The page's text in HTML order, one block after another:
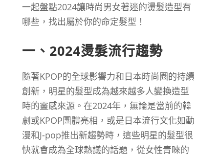
一起盤點2024讓時尚男女著迷的燙髮造型有
哪些，找出屬於你的命定髮型！
一、2024燙髮流行趨勢
隨著KPOP的全球影響力和日本時尚圈的持續
創新，明星的髮型成為越來越多人變換造型
時的靈感來源。在2024年，無論是當前的韓
劇或KPOP團體亮相，或是日本流行文化如動
漫和J-pop推出新趨勢時，這些明星的髮型很
快就會成為全球熱議的話題，從女性青睞的